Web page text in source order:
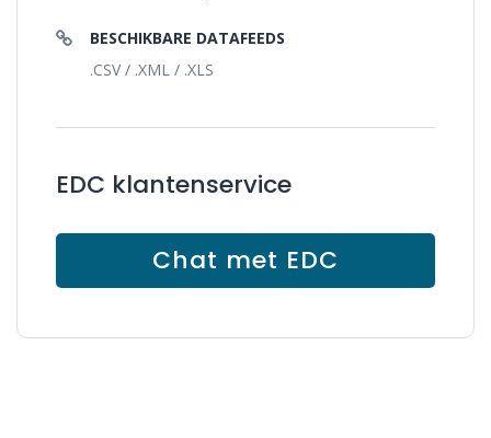
BESCHIKBARE DATAFEEDS
.CSV / .XML / .XLS
EDC klantenservice
Chat met EDC